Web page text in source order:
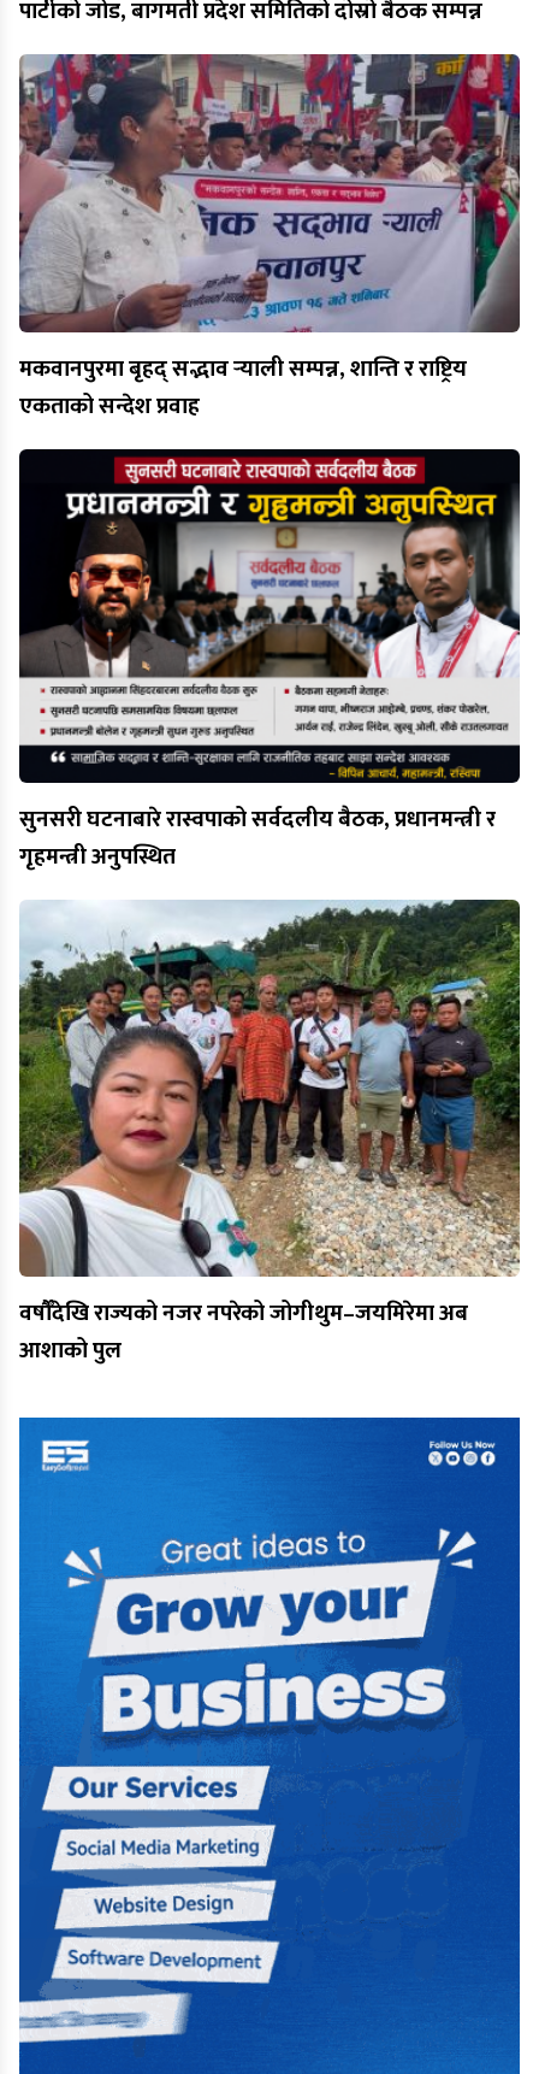
पार्टीको जोड, बागमती प्रदेश समितिको दोस्रो बैठक सम्पन्न
मकवानपुरमा बृहद् सद्भाव र्‍याली सम्पन्न, शान्ति र राष्ट्रिय
एकताको सन्देश प्रवाह
सुनसरी घटनाबारे रास्वपाको सर्वदलीय बैठक, प्रधानमन्त्री र
गृहमन्त्री अनुपस्थित
वर्षौँदेखि राज्यको नजर नपरेको जोगीथुम–जयमिरेमा अब
आशाको पुल